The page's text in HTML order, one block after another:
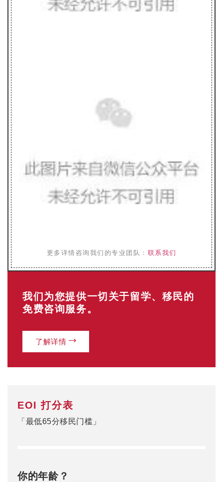
更多详情咨询我们的专业团队： 联系我们
我们为您提供一切关于留学、移民的
免费咨询服务。
了解详情
EOI 打分表
「最低65分移民门槛」
你的年龄？